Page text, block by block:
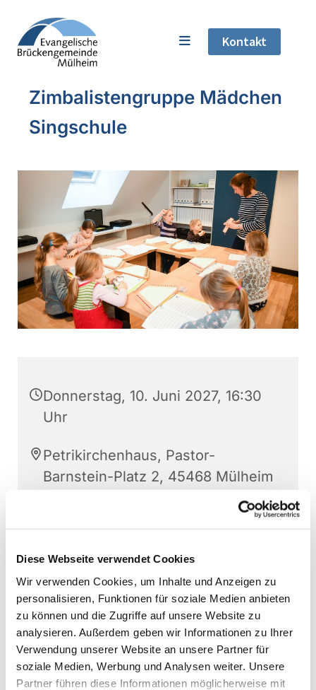
Diese Webseite verwendet Cookies
Wir verwenden Cookies, um Inhalte und Anzeigen zu
personalisieren, Funktionen für soziale Medien anbieten
zu können und die Zugriffe auf unsere Website zu
analysieren. Außerdem geben wir Informationen zu Ihrer
Verwendung unserer Website an unsere Partner für
soziale Medien, Werbung und Analysen weiter. Unsere
Partner führen diese Informationen möglicherweise mit
Kontakt
Zimbalistengruppe Mädchen
Singschule
Donnerstag, 10. Juni 2027, 16:30
Uhr
Petrikirchenhaus, Pastor-
Barnstein-Platz 2, 45468 Mülheim